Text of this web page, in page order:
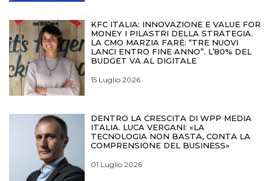
KFC ITALIA: INNOVAZIONE E VALUE FOR
MONEY I PILASTRI DELLA STRATEGIA.
LA CMO MARZIA FARÈ: “TRE NUOVI
LANCI ENTRO FINE ANNO”. L’80% DEL
BUDGET VA AL DIGITALE
15 Luglio 2026
DENTRO LA CRESCITA DI WPP MEDIA
ITALIA. LUCA VERGANI: «LA
TECNOLOGIA NON BASTA, CONTA LA
COMPRENSIONE DEL BUSINESS»
01 Luglio 2026